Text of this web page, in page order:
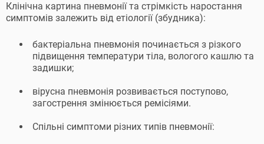
Клінічна картина пневмонії та стрімкість наростання
симптомів залежить від етіології (збудника):
бактеріальна пневмонія починається з різкого
підвищення температури тіла, вологого кашлю та
задишки;
вірусна пневмонія розвивається поступово,
загострення змінюється ремісіями.
Спільні симптоми різних типів пневмонії: